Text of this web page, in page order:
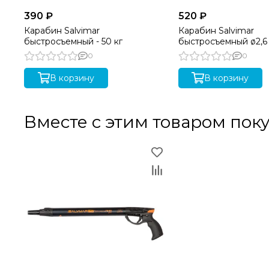
390 ₽
Карабин Salvimar
быстросъемный - 50 кг
0
В корзину
520 ₽
Карабин Salvimar
быстросъемный
100 кг
0
В корзину
Вместе с этим товаром